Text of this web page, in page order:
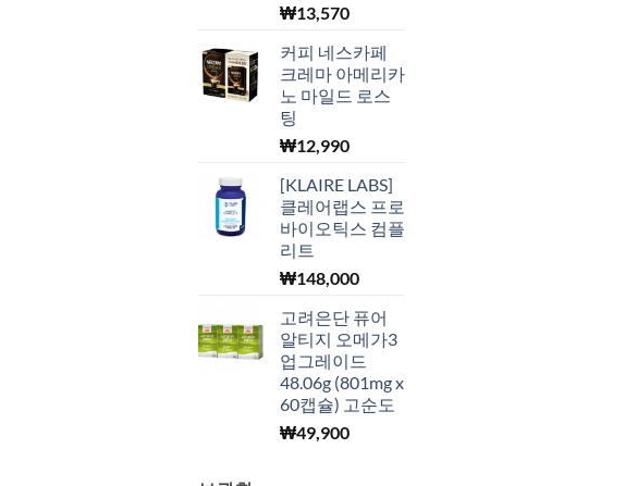
₩13,570
커피 네스카페
크레마 아메리카
노 마일드 로스
팅
₩12,990
[KLAIRE LABS]
클레어랩스 프로
바이오틱스 컴플
리트
₩148,000
고려은단 퓨어
알티지 오메가3
업그레이드
48.06g (801mg x
60캡슐) 고순도
₩49,900